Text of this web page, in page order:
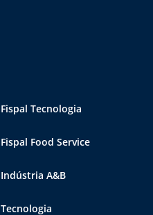
Fispal Tecnologia
Fispal Food Service
Indústria A&B
Tecnologia